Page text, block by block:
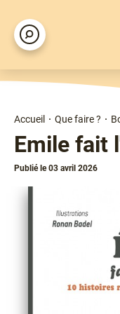
Aller
au
contenu
principal
Rechercher
d'Ariane
Accueil Que faire ?
Emile fait
Publié le 03 avril 2026